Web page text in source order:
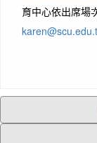
育中心依出席場